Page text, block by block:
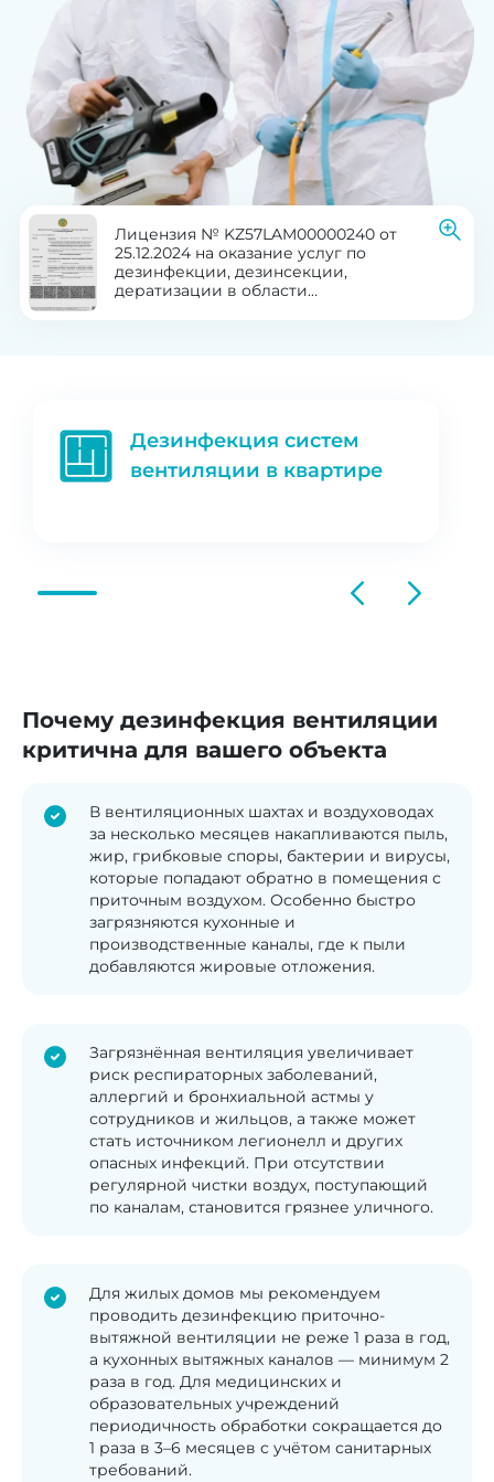
Лицензия № KZ57LAM00000240 от
25.12.2024 на оказание услуг по
дезинфекции, дезинсекции,
дератизации в области
Дезинфекция систем
вентиляции в квартире
Почему дезинфекция вентиляции
критична для вашего объекта
В вентиляционных шахтах и воздуховодах
за несколько месяцев накапливаются пыль,
жир, грибковые споры, бактерии и вирусы,
которые попадают обратно в помещения с
приточным воздухом. Особенно быстро
загрязняются кухонные и
производственные каналы, где к пыли
добавляются жировые отложения.
Загрязнённая вентиляция увеличивает
риск респираторных заболеваний,
аллергий и бронхиальной астмы у
сотрудников и жильцов, а также может
стать источником легионелл и других
опасных инфекций. При отсутствии
регулярной чистки воздух, поступающий
по каналам, становится грязнее уличного.
Для жилых домов мы рекомендуем
проводить дезинфекцию приточно-
вытяжной вентиляции не реже 1 раза в год,
а кухонных вытяжных каналов — минимум 2
раза в год. Для медицинских и
образовательных учреждений
периодичность обработки сокращается до
1 раза в 3–6 месяцев с учётом санитарных
требований.